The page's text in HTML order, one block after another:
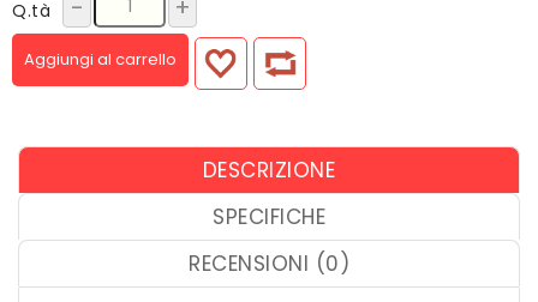
Q.tà - +
Aggiungi al carrello
DESCRIZIONE
SPECIFICHE
RECENSIONI (0)